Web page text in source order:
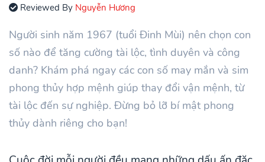
Reviewed By Nguyễn Hương
Người sinh năm 1967 (tuổi Đinh Mùi) nên chọn con
số nào để tăng cường tài lộc, tình duyên và công
danh? Khám phá ngay các con số may mắn và sim
phong thủy hợp mệnh giúp thay đổi vận mệnh, từ
tài lộc đến sự nghiệp. Đừng bỏ lỡ bí mật phong
thủy dành riêng cho bạn!